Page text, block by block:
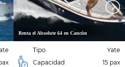
Renta el Absolute 64 en Cancún
Tipo
Yate
Capacidad
15 pax